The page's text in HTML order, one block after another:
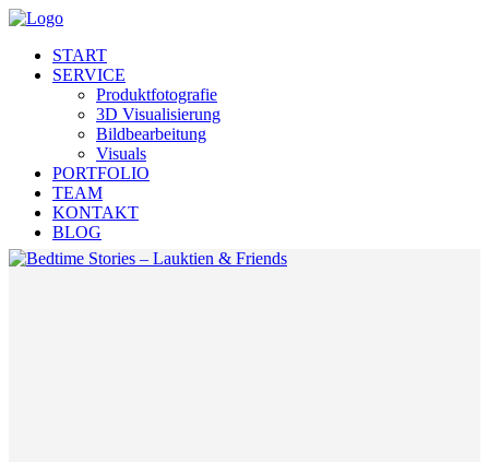
START
SERVICE
Produktfotografie
3D Visualisierung
Bildbearbeitung
Visuals
PORTFOLIO
TEAM
KONTAKT
BLOG